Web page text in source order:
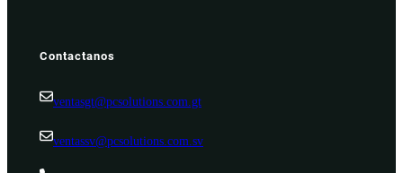
Contactanos
ventasgt@pcsolutions.com.gt
ventassv@pcsolutions.com.sv